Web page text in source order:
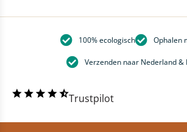
100% ecologisch Ophalen
Verzenden naar Nederland &
Trustpilot